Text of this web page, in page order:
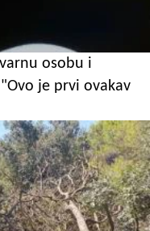
osobu i
je prvi ovakav